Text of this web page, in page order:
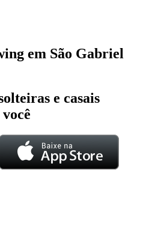
em São Gabriel
e casais